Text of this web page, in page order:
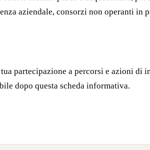
aziendale, consorzi non operanti
partecipazione a percorsi e azioni di
dopo questa scheda informativa.